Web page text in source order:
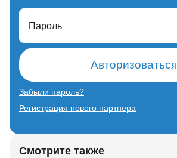
Пароль
Авторизоваться
Забыли пароль?
Регистрация нового партнера
Смотрите также